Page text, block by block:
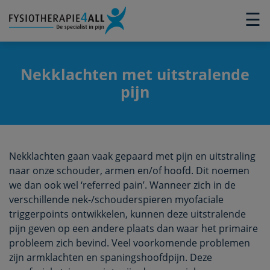
☰
×
Nekklachten met uitstralende
pijn
Nekklachten gaan vaak gepaard met pijn en uitstraling
naar onze schouder, armen en/of hoofd. Dit noemen
we dan ook wel ‘referred pain’. Wanneer zich in de
verschillende nek-/schouderspieren myofaciale
triggerpoints ontwikkelen, kunnen deze uitstralende
pijn geven op een andere plaats dan waar het primaire
probleem zich bevind. Veel voorkomende problemen
zijn armklachten en spaningshoofdpijn. Deze